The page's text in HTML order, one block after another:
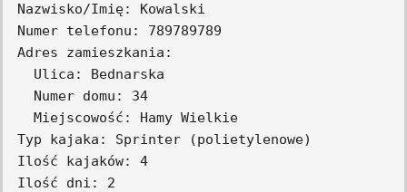
Nazwisko/Imię: Kowalski
Numer telefonu: 789789789
Adres zamieszkania:
  Ulica: Bednarska
  Numer domu: 34
  Miejscowość: Hamy Wielkie
Typ kajaka: Sprinter (polietylenowe)
Ilość kajaków: 4
Ilość dni: 2